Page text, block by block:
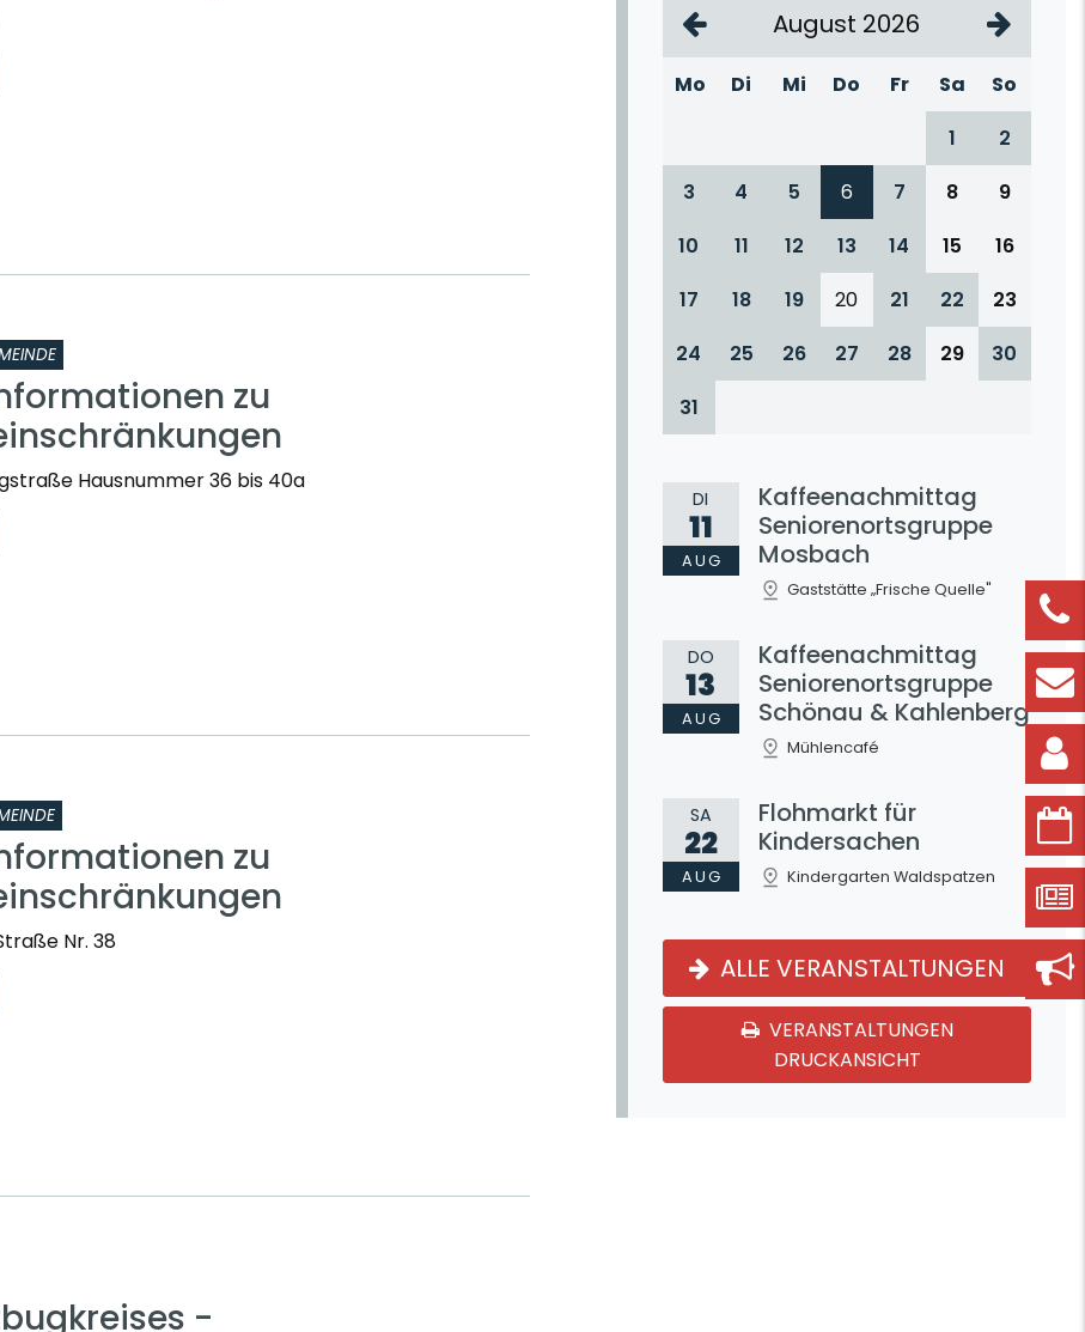
zu
Hausnummer 36 bis 40a
zu
Nr. 38
-
August 2026
Mo Di Mi Do Fr Sa
So
1
2
3
4 5 6 7 8
9
10
11 12 13 14 15
16
17
18 19 20 21 22
23
24
25 26 27 28 29
30
31
DI
11
AUG
Kaffeenachmittag
Seniorenortsgruppe
Mosbach
Gaststätte „Frische Quelle"
DO
13
AUG
Kaffeenachmittag
Seniorenortsgruppe
Schönau & Kahlenberg
Mühlencafé
SA
22
AUG
Flohmarkt für
Kindersachen
Kindergarten Waldspatzen
ALLE VERANSTALTUNGEN
VERANSTALTUNGEN
DRUCKANSICHT